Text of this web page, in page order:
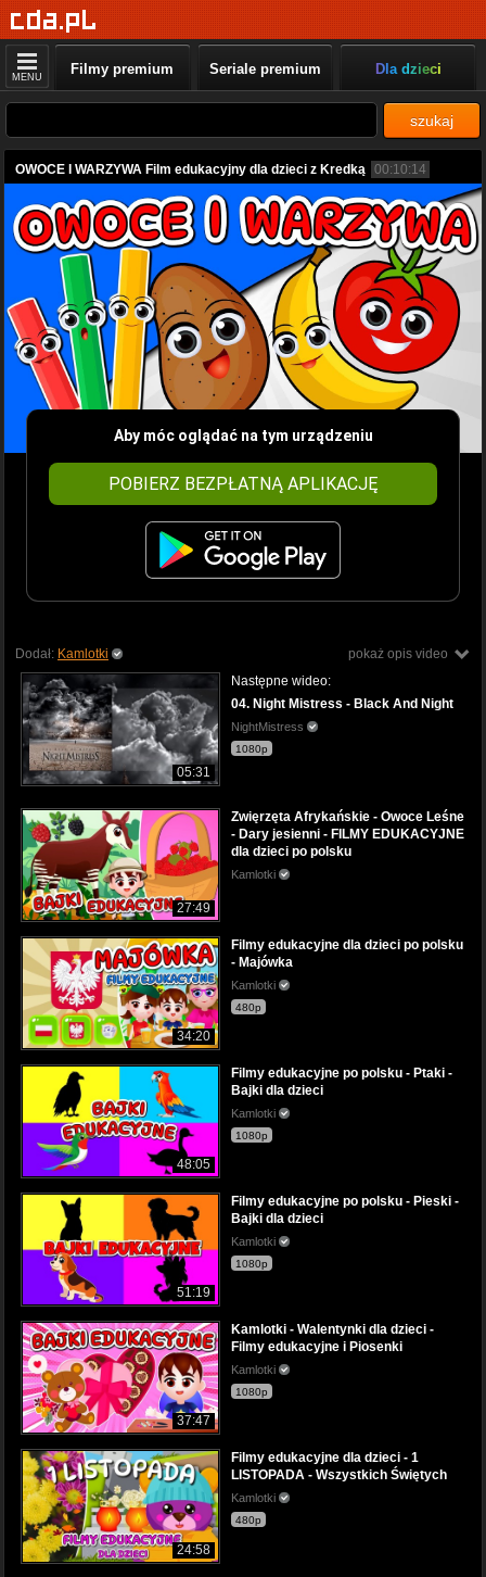
MENU Filmy premium Seriale premium Dla dzieci
szukaj
OWOCE I WARZYWA Film edukacyjny dla dzieci z Kredką 00:10:14
Aby móc oglądać na tym urządzeniu
POBIERZ BEZPŁATNĄ APLIKACJĘ
pokaż opis video
Dodał: Kamlotki
05:31
Następne wideo:
04. Night Mistress - Black And Night
NightMistress
1080p
27:49
Zwięrzęta Afrykańskie - Owoce Leśne
- Dary jesienni - FILMY EDUKACYJNE
dla dzieci po polsku
Kamlotki
34:20
Filmy edukacyjne dla dzieci po polsku
- Majówka
Kamlotki
480p
48:05
Filmy edukacyjne po polsku - Ptaki -
Bajki dla dzieci
Kamlotki
1080p
51:19
Filmy edukacyjne po polsku - Pieski -
Bajki dla dzieci
Kamlotki
1080p
37:47
Kamlotki - Walentynki dla dzieci -
Filmy edukacyjne i Piosenki
Kamlotki
1080p
24:58
Filmy edukacyjne dla dzieci - 1
LISTOPADA - Wszystkich Świętych
Kamlotki
480p